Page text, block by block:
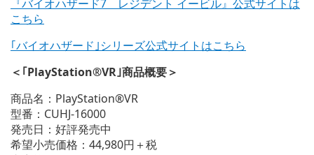
『バイオハザード7 レジデント イービル』公式サイトは
こちら
｢バイオハザード｣シリーズ公式サイトはこちら
＜｢PlayStation®VR｣商品概要＞
商品名：PlayStation®VR
型番：CUHJ-16000
発売日：好評発売中
希望小売価格：44,980円＋税